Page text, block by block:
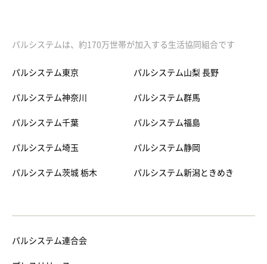
パルシステムは、約170万世帯が加入する生活協同組合です
パルシステム東京
パルシステム神奈川
パルシステム千葉
パルシステム埼玉
パルシステム茨城 栃木
パルシステム山梨 長野
パルシステム群馬
パルシステム福島
パルシステム静岡
パルシステム新潟ときめき
パルシステム連合会